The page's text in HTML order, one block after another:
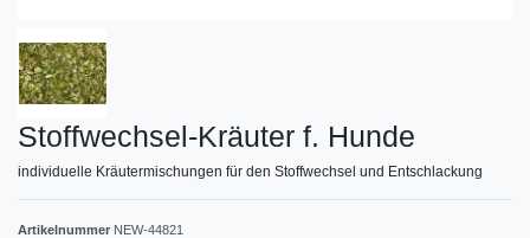
Stoffwechsel-Kräuter f. Hunde
individuelle Kräutermischungen für den Stoffwechsel und Entschlackung
Artikelnummer NEW-44821